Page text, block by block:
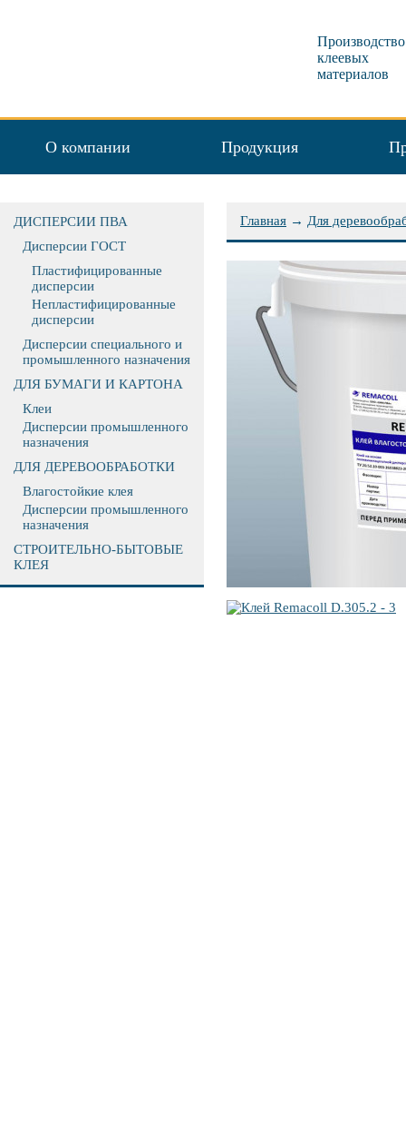
Производство
клеевых
материалов
О компании Продукция
ДИСПЕРСИИ ПВА
Дисперсии ГОСТ
Пластифицированные
дисперсии
Непластифицированные
дисперсии
Дисперсии специального и
промышленного назначения
ДЛЯ БУМАГИ И КАРТОНА
Клеи
Дисперсии промышленного
назначения
ДЛЯ ДЕРЕВООБРАБОТКИ
Влагостойкие клея
Дисперсии промышленного
назначения
СТРОИТЕЛЬНО-БЫТОВЫЕ
КЛЕЯ
Главная → Для